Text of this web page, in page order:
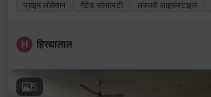
प्राइम लोकेशन गेटेड सोसायटी लक्जरी लाइफस्टाइल
H हिरद्यालाल
5